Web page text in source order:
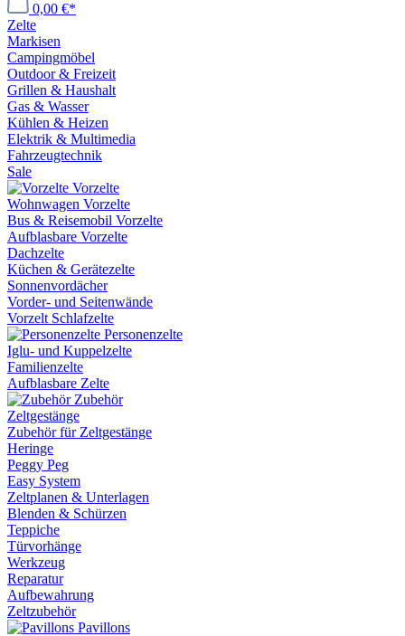
0,00 €*
Zelte
Markisen
Campingmöbel
Outdoor & Freizeit
Grillen & Haushalt
Gas & Wasser
Kühlen & Heizen
Elektrik & Multimedia
Fahrzeugtechnik
Sale
Vorzelte
Wohnwagen Vorzelte
Bus & Reisemobil Vorzelte
Aufblasbare Vorzelte
Dachzelte
Küchen & Gerätezelte
Sonnenvordächer
Vorder- und Seitenwände
Vorzelt Schlafzelte
Personenzelte
Iglu- und Kuppelzelte
Familienzelte
Aufblasbare Zelte
Zubehör
Zeltgestänge
Zubehör für Zeltgestänge
Heringe
Peggy Peg
Easy System
Zeltplanen & Unterlagen
Blenden & Schürzen
Teppiche
Türvorhänge
Werkzeug
Reparatur
Aufbewahrung
Zeltzubehör
Pavillons